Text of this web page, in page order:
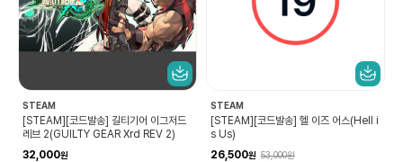
STEAM
[STEAM][코드발송] 길티기어 이그저드
레브 2(GUILTY GEAR Xrd REV 2)
32,000
STEAM
[STEAM][코드발송] 헬 이즈 어스(Hell i
s Us)
26,500
53,000